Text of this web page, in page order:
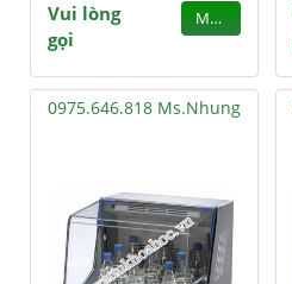
Vui lòng
gọi
MUA
0975.646.818 Ms.Nhung